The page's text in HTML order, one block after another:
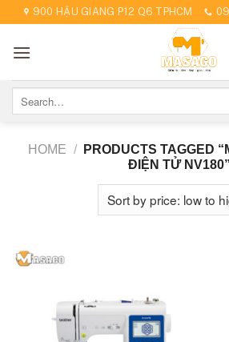
Skip
to
content
900 HẬU GIANG P12 Q6 TPHCM
for:
HOME /
PRODUCTS TAGGED
ĐIỆN TỬ NV180”